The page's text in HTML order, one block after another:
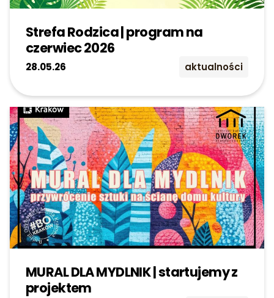
Kontakt
Szukaj:
Strefa Rodzica | program na
czerwiec 2026
28.05.26 aktualności
MURAL DLA MYDLNIK | startujemy z
projektem